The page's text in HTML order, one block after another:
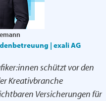
| exali AG
schützt vor den
Kreativbranche
Versicherungen für